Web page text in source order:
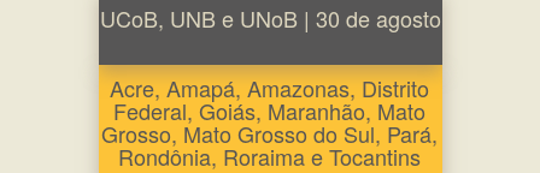
UCoB, UNB e UNoB | 30 de agosto
Acre, Amapá, Amazonas, Distrito
Federal, Goiás, Maranhão, Mato
Grosso, Mato Grosso do Sul, Pará,
Rondônia, Roraima e Tocantins